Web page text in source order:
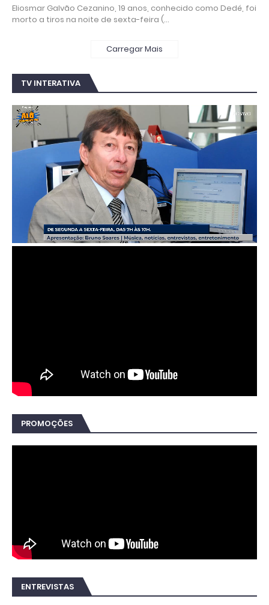
Eliosmar Galvão Cezanino, 19 anos, conhecido como Dedé, foi
morto a tiros na noite de sexta-feira (…
Carregar Mais
TV INTERATIVA
PROMOÇÕES
ENTREVISTAS